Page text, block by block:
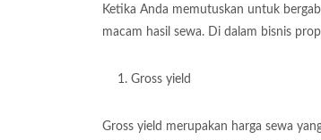
Ketika Anda memutuskan untuk
macam hasil sewa. Di dalam bisnis
Gross yield
Gross yield merupakan harga sewa